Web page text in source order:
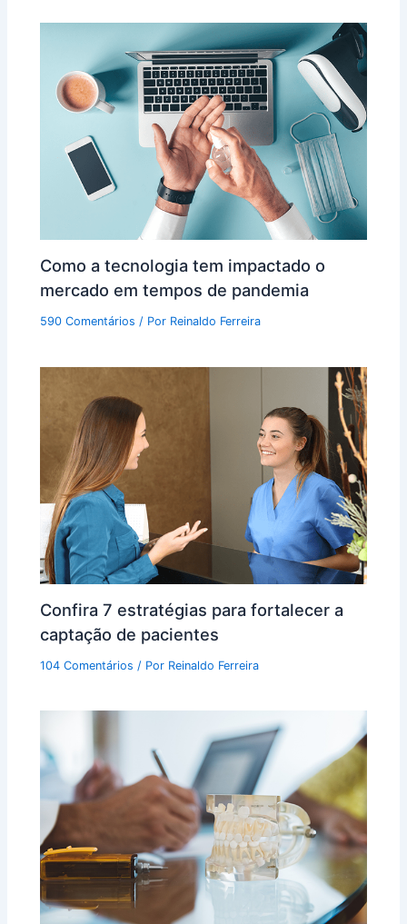
Como a tecnologia tem impactado o
mercado em tempos de pandemia
590 Comentários / Por Reinaldo Ferreira
Confira 7 estratégias para fortalecer a
captação de pacientes
104 Comentários / Por Reinaldo Ferreira